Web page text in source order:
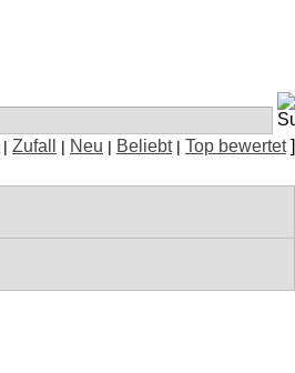
Zufall Neu Beliebt Top bewertet]